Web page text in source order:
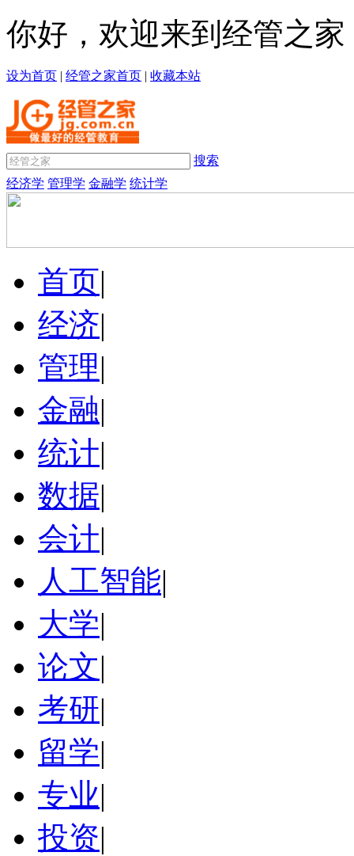
你好，欢迎来到经管之家
设为首页 | 经管之家首页 | 收藏本站
搜索
经济学 管理学 金融学 统计学
首页|
经济|
管理|
金融|
统计|
数据|
会计|
人工智能|
大学|
论文|
考研|
留学|
专业|
投资|